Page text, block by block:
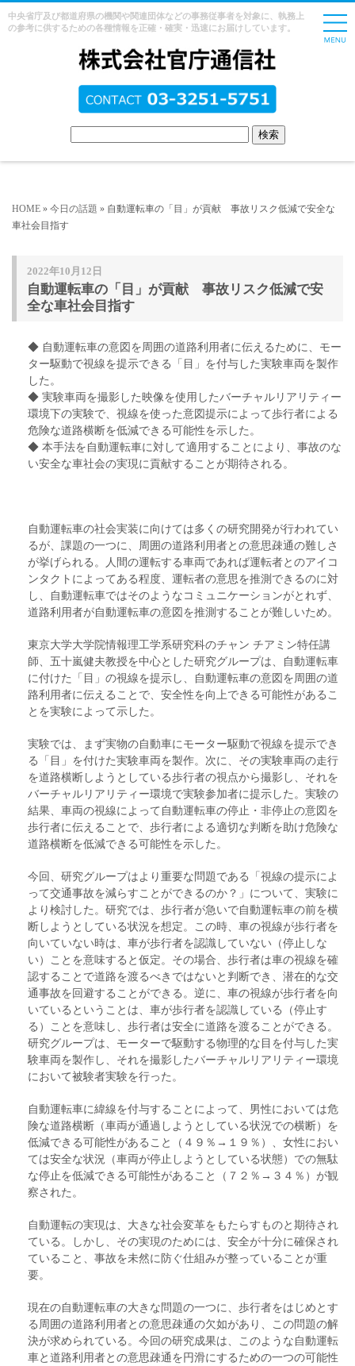
中央省庁及び都道府県の機関や関連団体などの事務従事者を対象に、執務上
の参考に供するための各種情報を正確・確実・迅速にお届けしています。
HOME » 今日の話題 » 自動運転車の「目」が貢献 事故リスク低減で安全な
車社会目指す
2022年10月12日
自動運転車の「目」が貢献 事故リスク低減で安
全な車社会目指す
◆ 自動運転車の意図を周囲の道路利用者に伝えるために、モー
ター駆動で視線を提示できる「目」を付与した実験車両を製作
した。
◆ 実験車両を撮影した映像を使用したバーチャルリアリティー
環境下の実験で、視線を使った意図提示によって歩行者による
危険な道路横断を低減できる可能性を示した。
◆ 本手法を自動運転車に対して適用することにより、事故のな
い安全な車社会の実現に貢献することが期待される。
自動運転車の社会実装に向けては多くの研究開発が行われてい
るが、課題の一つに、周囲の道路利用者との意思疎通の難しさ
が挙げられる。人間の運転する車両であれば運転者とのアイコ
ンタクトによってある程度、運転者の意思を推測できるのに対
し、自動運転車ではそのようなコミュニケーションがとれず、
道路利用者が自動運転車の意図を推測することが難しいため。
東京大学大学院情報理工学系研究科のチャン チアミン特任講
師、五十嵐健夫教授を中心とした研究グループは、自動運転車
に付けた「目」の視線を提示し、自動運転車の意図を周囲の道
路利用者に伝えることで、安全性を向上できる可能性があるこ
とを実験によって示した。
実験では、まず実物の自動車にモーター駆動で視線を提示でき
る「目」を付けた実験車両を製作。次に、その実験車両の走行
を道路横断しようとしている歩行者の視点から撮影し、それを
バーチャルリアリティー環境で実験参加者に提示した。実験の
結果、車両の視線によって自動運転車の停止・非停止の意図を
歩行者に伝えることで、歩行者による適切な判断を助け危険な
道路横断を低減できる可能性を示した。
今回、研究グループはより重要な問題である「視線の提示によ
って交通事故を減らすことができるのか？」について、実験に
より検討した。研究では、歩行者が急いで自動運転車の前を横
断しようとしている状況を想定。この時、車の視線が歩行者を
向いていない時は、車が歩行者を認識していない（停止しな
い）ことを意味すると仮定。その場合、歩行者は車の視線を確
認することで道路を渡るべきではないと判断でき、潜在的な交
通事故を回避することができる。逆に、車の視線が歩行者を向
いているということは、車が歩行者を認識している（停止す
る）ことを意味し、歩行者は安全に道路を渡ることができる。
研究グループは、モーターで駆動する物理的な目を付与した実
験車両を製作し、それを撮影したバーチャルリアリティー環境
において被験者実験を行った。
自動運転車に緯線を付与することによって、男性においては危
険な道路横断（車両が通過しようとしている状況での横断）を
低減できる可能性があること（４９％→１９％）、女性におい
ては安全な状況（車両が停止しようとしている状態）での無駄
な停止を低減できる可能性があること（７２％→３４％）が観
察された。
自動運転の実現は、大きな社会変革をもたらすものと期待され
ている。しかし、その実現のためには、安全が十分に確保され
ていること、事故を未然に防ぐ仕組みが整っていることが重
要。
現在の自動運転車の大きな問題の一つに、歩行者をはじめとす
る周囲の道路利用者との意思疎通の欠如があり、この問題の解
決が求められている。今回の研究成果は、このような自動運転
車と道路利用者との意思疎通を円滑にするための一つの可能性